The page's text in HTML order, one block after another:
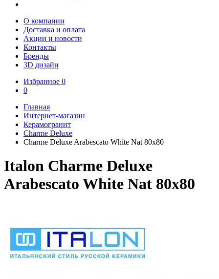
О компании
Доставка и оплата
Акции и новости
Контакты
Бренды
3D дизайн
Избранное 0
0
Главная
Интернет-магазин
Керамогранит
Charme Deluxe
Charme Deluxe Arabescato White Nat 80х80
Italon Charme Deluxe
Arabescato White Nat 80х80